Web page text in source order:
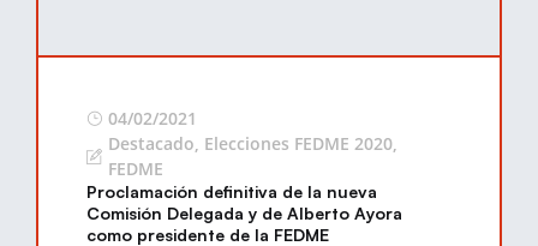
04/02/2021
Destacado, Elecciones FEDME 2020,
FEDME
Proclamación definitiva de la nueva
Comisión Delegada y de Alberto Ayora
como presidente de la FEDME